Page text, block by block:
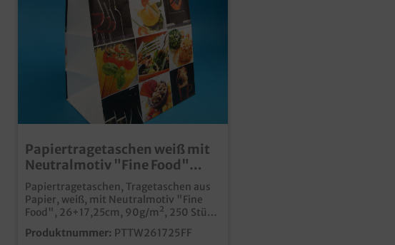
Papiertragetaschen weiß mit
Neutralmotiv "Fine Food"
26+17x25cm 250St
Papiertragetaschen, Tragetaschen aus
Papier, weiß, mit Neutralmotiv "Fine
Food", 26+17,25cm, 90g/m², 250 Stück
im Karton umweltfreundliche
Tragetasche aus Papier modernes
Produktnummer: PTTW261725FF